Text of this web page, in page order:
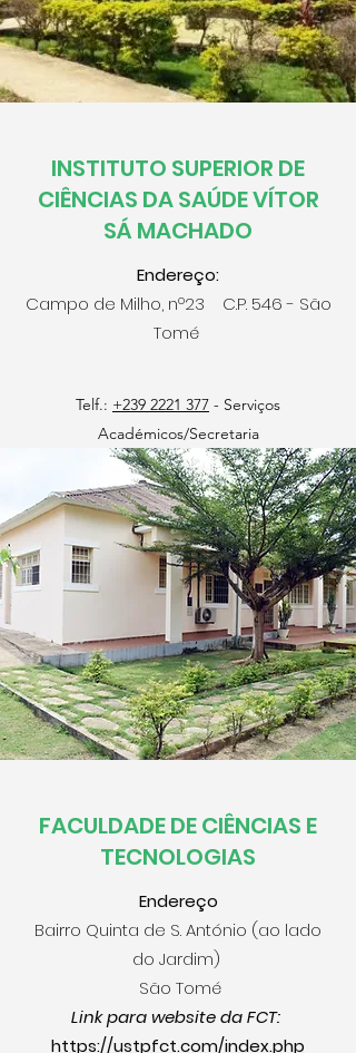
INSTITUTO SUPERIOR DE
CIÊNCIAS DA SAÚDE VÍTOR
SÁ MACHADO
Endereço:
Campo de Milho, nº23 C.P. 546 - São
Tomé
Telf.: +239 2221 377 - Serviços
Académicos/Secretaria
FACULDADE DE CIÊNCIAS E
TECNOLOGIAS
Endereço
Bairro Quinta de S. António (ao lado
do Jardim)
São Tomé
Link para website da FCT:
https://ustpfct.com/index.php